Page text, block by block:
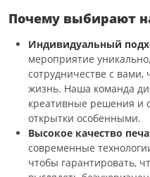
Почему выбирают
Индивидуальный
мероприятие
сотрудничестве с
жизнь. Наша команда
креативные решения и
открытки особенными.
Высокое качество
современные
чтобы гарантировать,